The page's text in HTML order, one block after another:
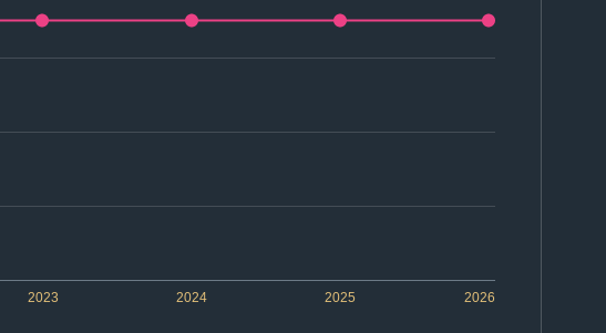
2023 2024 2025 2026